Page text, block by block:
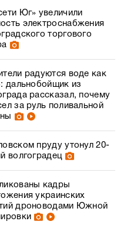
Юг» увеличили
электроснабжения
торгового
радуются воде как
дальнобойщик из
рассказал, почему
за руль поливальной
пруду утонул 20-
волгоградец
кадры
украинских
дроноводами Южной